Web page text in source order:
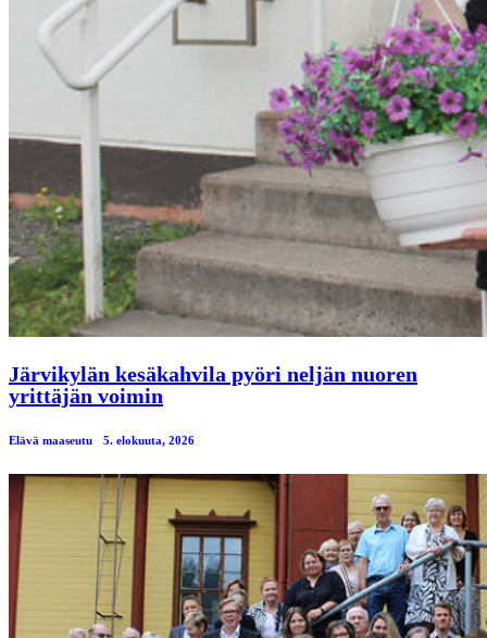
Järvikylän kesäkahvila pyöri neljän nuoren
yrittäjän voimin
Elävä maaseutu 5. elokuuta, 2026